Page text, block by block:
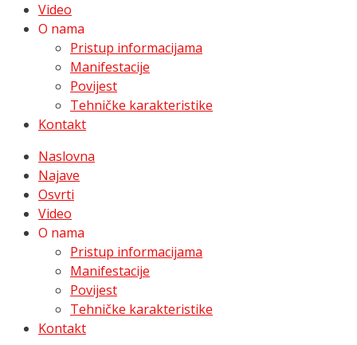
Video
O nama
Pristup informacijama
Manifestacije
Povijest
Tehničke karakteristike
Kontakt
Naslovna
Najave
Osvrti
Video
O nama
Pristup informacijama
Manifestacije
Povijest
Tehničke karakteristike
Kontakt